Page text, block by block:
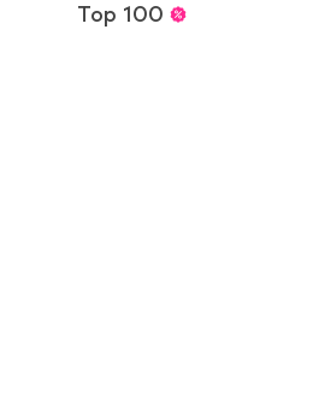
Top 100